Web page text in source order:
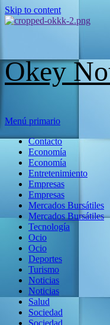
Skip to content
Okey
Menú primario
Contacto
Economía
Economía
Entretenimiento
Empresas
Empresas
Mercados Bursátiles
Mercados Bursátiles
Tecnología
Ocio
Ocio
Deportes
Turismo
Noticias
Noticias
Salud
Sociedad
Sociedad